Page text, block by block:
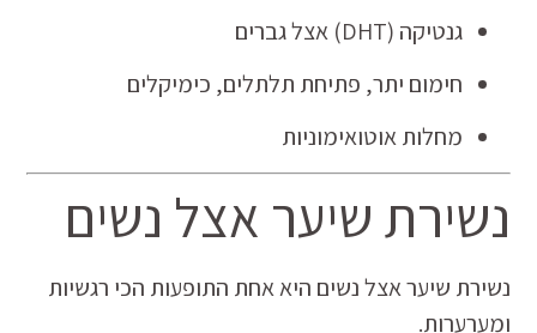
גנטיקה (DHT) אצל גברים
חימום יתר, פתיחת תלתלים, כימיקלים
מחלות אוטואימוניות
נשירת שיער אצל נשים
נשירת שיער אצל נשים היא אחת התופעות הכי רגשיות
ומערערות.